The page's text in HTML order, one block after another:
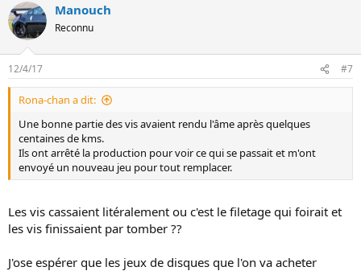
Manouch
Reconnu
12/4/17 #7
Rona-chan a dit:
Une bonne partie des vis avaient rendu l'âme après quelques
centaines de kms.
Ils ont arrêté la production pour voir ce qui se passait et m'ont
envoyé un nouveau jeu pour tout remplacer.
Les vis cassaient litéralement ou c'est le filetage qui foirait et
les vis finissaient par tomber ??
J'ose espérer que les jeux de disques que l'on va acheter